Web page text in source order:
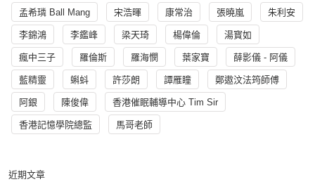
孟希璘 Ball Mang 宋浩暉 康常治 張曉嵐 朱利安
李錦鴻 李鑑峰 梁天琦 楊偉倫 湯寳如
瘋中三子 羅倫斯 羅海憫 葉家寶 薛影儀 - 阿儀
藍精靈 蝌蚪 許莎朗 譚雁瞳 鄭遨汶法筠師傅
阿銀 陳俊偉 香港催眠輔導中心 Tim Sir
香港記憶學院總監 馬哥老師
近期文章